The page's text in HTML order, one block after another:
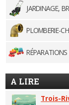
JARDINAGE,
PLOMBERIE-
RÉPARATIONS
A LIRE
Trois-